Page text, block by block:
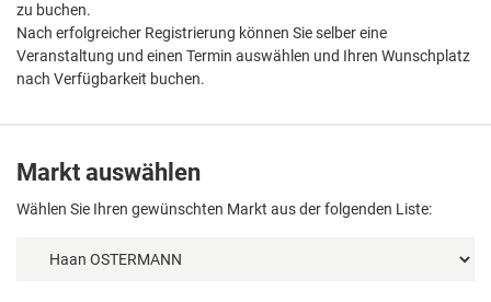
zu buchen.
Nach erfolgreicher Registrierung können Sie selber eine
Veranstaltung und einen Termin auswählen und Ihren Wunschplatz
nach Verfügbarkeit buchen.
Markt auswählen
Wählen Sie Ihren gewünschten Markt aus der folgenden Liste: